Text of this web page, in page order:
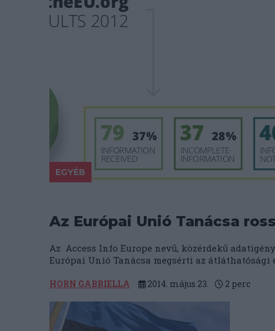
EGYÉB
Az Európai Unió Tanácsa
Az Access Info Europe nevű, közérdekű
Európai Unió Tanácsa megsérti az átláthatósági
HORN GABRIELLA 2014. május 23. 2 perc